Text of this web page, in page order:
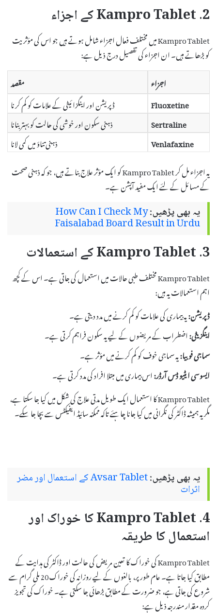
2. Kampro Tablet کے اجزاء
Kampro Tablet میں مختلف فعال اجزاء شامل ہوتے ہیں جو اس کی مؤثریت
کو بڑھاتے ہیں۔ ان اجزاء کی تفصیل درج ذیل ہے:
اجزاء
مقصد
Fluoxetine
ڈپریشن اور اینگزائیٹی کے علامات کو کم کرنا
Sertraline
ذہنی سکون اور خوشی کی حالت کو بہتر بنانا
Venlafaxine
ذہنی تناؤ میں کمی لانا
یہ اجزاء مل کر Kampro Tablet کو ایک مؤثر علاج بناتے ہیں، جو کہ ذہنی صحت
کے مسائل کے لئے ایک مفید آپشن ہے۔
یہ بھی پڑھیں:How Can I Check My
Faisalabad Board Result in Urdu
3. Kampro Tablet کے استعمالات
Kampro Tablet مختلف طبی حالات میں استعمال کی جاتی ہے۔ اس کے کچھ
اہم استعمالات یہ ہیں:
ڈپریشن:یہ بیماری کی علامات کو کم کرنے میں مدد دیتی ہے۔
اینگزیٹی:اضطراب کے مریضوں کے لیے یہ سکون فراہم کرتی ہے۔
سماجی فوبیا:یہ سماجی خوف کو کم کرنے میں مؤثر ہے۔
ایسوسی ایٹیو ڈس آرڈر:اس بیماری میں مبتلا افراد کی مدد کرتی ہے۔
Kampro Tablet کا استعمال ایک طویل مدتی علاج کی شکل میں کیا جا سکتا ہے،
مگر یہ ہمیشہ ڈاکٹر کی نگرانی میں کیا جانا چاہئے تاکہ ممکنہ سائیڈ ایفیکٹس سے بچا جا سکے۔
یہ بھی پڑھیں: Avsar Tablet کے استعمال اور مضر
اثرات
4. Kampro Tablet کا خوراک اور
استعمال کا طریقہ
Kampro Tablet کی خوراک کا تعین مریض کی حالت اور ڈاکٹر کی ہدایت کے
مطابق کیا جاتا ہے۔ عام طور پر، بالغوں کے لیے روزانہ کی خوراک 20 ملی گرام سے
شروع کی جاتی ہے، جو ضرورت کے مطابق بڑھائی جا سکتی ہے۔ خوراک کی تجویز
کردہ مقدار مندرجہ ذیل ہے: